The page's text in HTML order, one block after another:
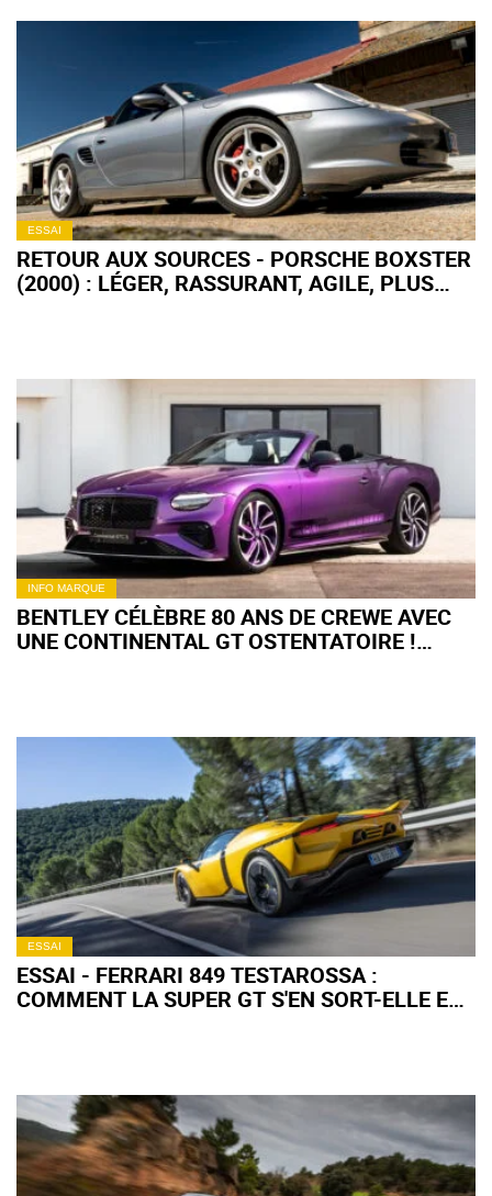
ESSAI
RETOUR AUX SOURCES - PORSCHE BOXSTER
(2000) : LÉGER, RASSURANT, AGILE, PLUS
INFO MARQUE
BENTLEY CÉLÈBRE 80 ANS DE CREWE AVEC
UNE CONTINENTAL GT OSTENTATOIRE !
ESSAI
ESSAI - FERRARI 849 TESTAROSSA :
COMMENT LA SUPER GT S'EN SORT-ELLE EN